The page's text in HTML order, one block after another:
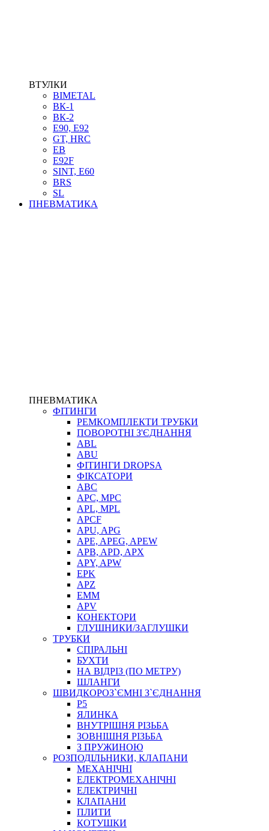
ВТУЛКИ
BIMETAL
ВК-1
ВК-2
Е90, E92
GT, HRC
EB
Е92F
SINT, E60
BRS
SL
ПНЕВМАТИКА
ПНЕВМАТИКА
ФІТИНГИ
РЕМКОМПЛЕКТИ ТРУБКИ
ПОВОРОТНІ З'ЄДНАННЯ
ABL
ABU
ФІТИНГИ DROPSA
ФІКСАТОРИ
ABC
APC, MPC
APL, MPL
APCF
APU, APG
APE, APEG, APEW
APB, APD, APX
APY, APW
EPK
APZ
EMM
APV
КОНЕКТОРИ
ГЛУШНИКИ/ЗАГЛУШКИ
ТРУБКИ
СПІРАЛЬНІ
БУХТИ
НА ВІДРІЗ (ПО МЕТРУ)
ШЛАНГИ
ШВИДКОРОЗ`ЄМНІ З`ЄДНАННЯ
P5
ЯЛИНКА
ВНУТРІШНЯ РІЗЬБА
ЗОВНІШНЯ РІЗЬБА
З ПРУЖИНОЮ
РОЗПОДІЛЬНИКИ, КЛАПАНИ
МЕХАНІЧНІ
ЕЛЕКТРОМЕХАНІЧНІ
ЕЛЕКТРИЧНІ
КЛАПАНИ
ПЛИТИ
КОТУШКИ